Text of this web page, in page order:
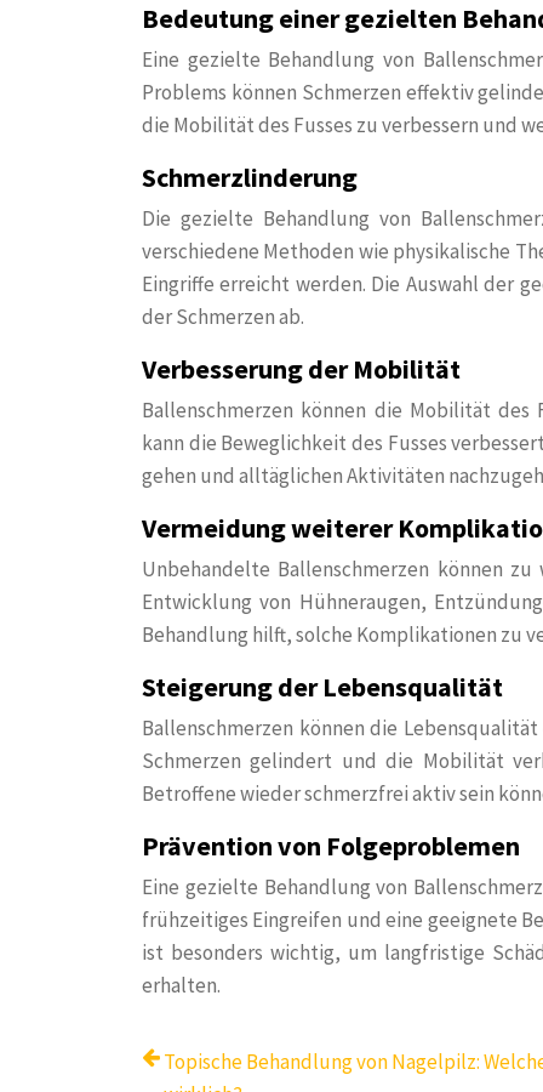
Bedeutung einer gezielten
Eine gezielte Behandlung von
Problems können Schmerzen effektiv
die Mobilität des Fusses zu verbessern und
Schmerzlinderung
Die gezielte Behandlung von
verschiedene Methoden wie physikalische
Eingriffe erreicht werden. Die Auswahl der
der Schmerzen ab.
Verbesserung der Mobilität
Ballenschmerzen können die Mobilität des
kann die Beweglichkeit des Fusses
gehen und alltäglichen Aktivitäten
Vermeidung weiterer
Unbehandelte Ballenschmerzen können
Entwicklung von Hühneraugen,
Behandlung hilft, solche Komplikationen zu
Steigerung der Lebensqualität
Ballenschmerzen können die
Schmerzen gelindert und die Mobilität
Betroffene wieder schmerzfrei aktiv sein
Prävention von Folgeproblemen
Eine gezielte Behandlung von
frühzeitiges Eingreifen und eine geeignete
ist besonders wichtig, um langfristige
erhalten.
Topische Behandlung von Nagelpilz: